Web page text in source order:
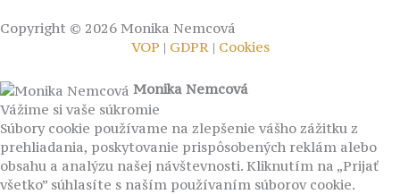
Copyright © 2026 Monika Nemcová
VOP | GDPR| Cookies
Monika Nemcová
Vážime si vaše súkromie
Súbory cookie používame na zlepšenie vášho zážitku z
prehliadania, poskytovanie prispôsobených reklám alebo
obsahu a analýzu našej návštevnosti. Kliknutím na „Prijať
všetko” súhlasíte s naším používaním súborov cookie.